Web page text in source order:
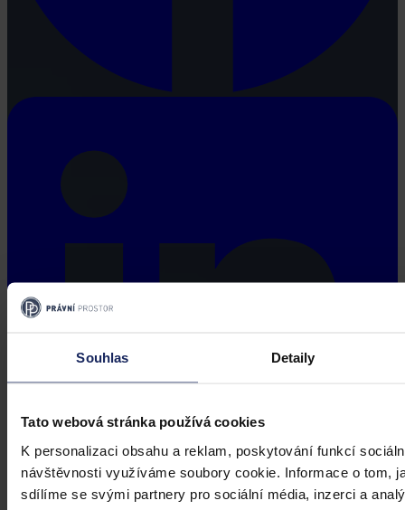
Souhlas Detaily
Tato webová stránka používá cookies
K personalizaci obsahu a reklam, poskytování funkcí
návštěvnosti využíváme soubory cookie. Informace o tom,
sdílíme se svými partnery pro sociální média, inzerci a